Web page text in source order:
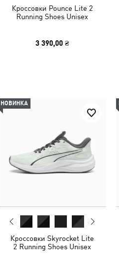
Кроссовки Pounce Lite 2
Running Shoes Unisex
3 390,00 ₴
НОВИНКА
Кроссовки Skyrocket Lite
2 Running Shoes Unisex